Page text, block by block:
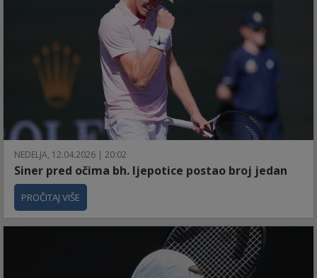
NEDELJA, 12.04.2026 | 20:02
Siner pred očima bh. ljepotice postao broj jedan
PROČITAJ VIŠE